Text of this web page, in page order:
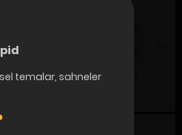
temalar, sahneler